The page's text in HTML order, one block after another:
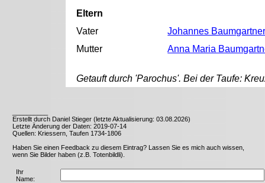
Eltern
Vater
Johannes
Mutter
Anna Maria
Getauft durch 'Parochus'. Bei der Taufe:
Erstellt durch Daniel Stieger (letzte Aktualisierung: 03.08.2026)
Letzte Änderung der Daten: 2019-07-14
Quellen: Kriessern, Taufen 1734-1806
Haben Sie einen Feedback zu diesem Eintrag? Lassen Sie es mich auch wissen,
wenn Sie Bilder haben (z.B. Totenbildli).
Ihr
Name: